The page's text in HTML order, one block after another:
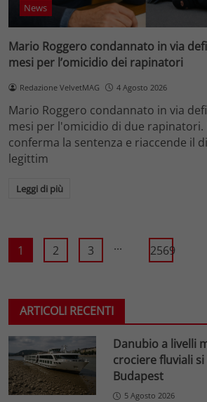
News
Mario Roggero condannato in via
mesi per l’omicidio dei rapinatori
Redazione VelvetMAG 4 Agosto 2026
Mario Roggero condannato in via
mesi per l'omicidio di due rapinatori.
conferma la sentenza e riaccende il
legittim
Leggi di più
1 2 3 ... 2569
ARTICOLI RECENTI
Danubio a livelli
crociere fluviali
Budapest
5 Agosto 2026